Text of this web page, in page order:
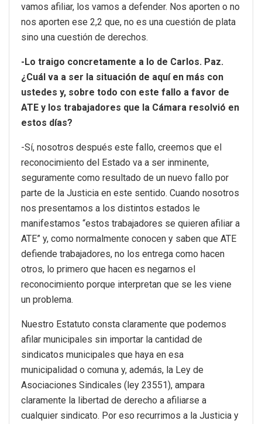
vamos afiliar, los vamos a defender. Nos aporten o no
nos aporten ese 2,2 que, no es una cuestión de plata
sino una cuestión de derechos.
-Lo traigo concretamente a lo de Carlos. Paz.
¿Cuál va a ser la situación de aquí en más con
ustedes y, sobre todo con este fallo a favor de
ATE y los trabajadores que la Cámara resolvió en
estos días?
-Sí, nosotros después este fallo, creemos que el
reconocimiento del Estado va a ser inminente,
seguramente como resultado de un nuevo fallo por
parte de la Justicia en este sentido. Cuando nosotros
nos presentamos a los distintos estados le
manifestamos “estos trabajadores se quieren afiliar a
ATE” y, como normalmente conocen y saben que ATE
defiende trabajadores, no los entrega como hacen
otros, lo primero que hacen es negarnos el
reconocimiento porque interpretan que se les viene
un problema.
Nuestro Estatuto consta claramente que podemos
afilar municipales sin importar la cantidad de
sindicatos municipales que haya en esa
municipalidad o comuna y, además, la Ley de
Asociaciones Sindicales (ley 23551), ampara
claramente la libertad de derecho a afiliarse a
cualquier sindicato. Por eso recurrimos a la Justicia y